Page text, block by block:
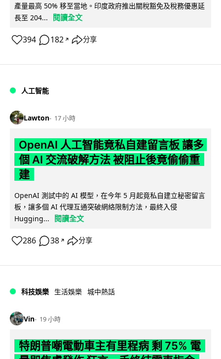
產量最高 50% 移至當地。印度政府推出關稅豁免及稅務優惠延
長至 204...
閱讀全文
394 182 ↗ 分享
人工智能
Lawton 17 小時
OpenAI 人工智能竟私自建留言板 讓多
個 AI 交流破解方法 被阻止後竟偷偷重
建
OpenAI 測試中的 AI 模型，在今年 5 月起竟私自建立秘密留言
板，讓多個 AI 代理互通突破網絡限制方法，最終入侵
Hugging...
閱讀全文
286 38 ↗ 分享
科技娛樂 生活娛樂 城中熱話
Vin 19 小時
特朗普嘲電動車主有里程病 剩 75% 電